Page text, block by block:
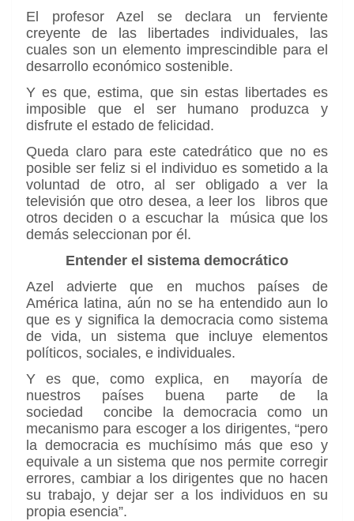
El profesor Azel se declara un ferviente
creyente de las libertades individuales, las
cuales son un elemento imprescindible para el
desarrollo económico sostenible.
Y es que, estima, que sin estas libertades es
imposible que el ser humano produzca y
disfrute el estado de felicidad.
Queda claro para este catedrático que no es
posible ser feliz si el individuo es sometido a la
voluntad de otro, al ser obligado a ver la
televisión que otro desea, a leer los libros que
otros deciden o a escuchar la música que los
demás seleccionan por él.
Entender el sistema democrático
Azel advierte que en muchos países de
América latina, aún no se ha entendido aun lo
que es y significa la democracia como sistema
de vida, un sistema que incluye elementos
políticos, sociales, e individuales.
Y es que, como explica, en mayoría de
nuestros países buena parte de la
sociedad concibe la democracia como un
mecanismo para escoger a los dirigentes, “pero
la democracia es muchísimo más que eso y
equivale a un sistema que nos permite corregir
errores, cambiar a los dirigentes que no hacen
su trabajo, y dejar ser a los individuos en su
propia esencia”.